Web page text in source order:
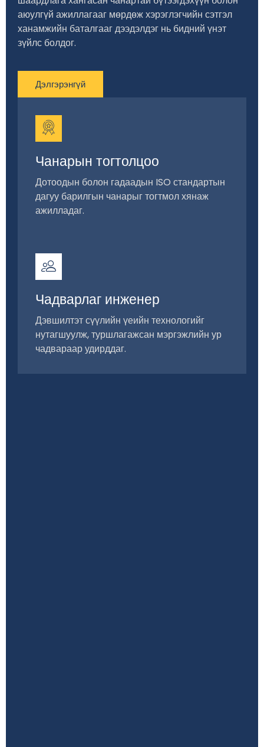
аюулгүй ажиллагааг мөрдөж хэрэглэгчийн сэтгэл
ханамжийн баталгааг дээдэлдэг нь бидний үнэт
зүйлс болдог.
Дэлгэрэнгүй
Чанарын тогтолцоо
Дотоодын болон гадаадын ISO стандартын
дагуу барилгын чанарыг тогтмол хянаж
ажилладаг.
Чадварлаг инженер
Дэвшилтэт сүүлийн үеийн технологийг
нутагшуулж, туршлагажсан мэргэжлийн ур
чадвараар удирддаг.